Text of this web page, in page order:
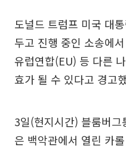
도널드 트럼프 미국 대
두고 진행 중인 소송에
유럽연합(EU) 등 다른
효가 될 수 있다고 경고
3일(현지시간) 블룸버
은 백악관에서 열린 카